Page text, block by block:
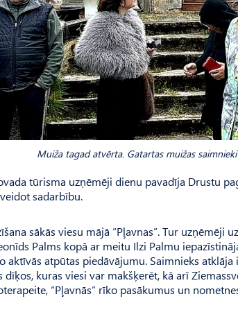
Muiža tagad atvērta. Gatartas muižas
tūrisma uzņēmēji dienu pavadīja Drustu
sadarbību.
sākās viesu mājā “Pļavnas”. Tur uzņēmēji
Palms kopā ar meitu Ilzi Palmu
aktīvās atpūtas piedāvājumu. Saimnieks
dīķos, kuras viesi var makšķerēt, kā arī
“Pļavnās” rīko pasākumus un